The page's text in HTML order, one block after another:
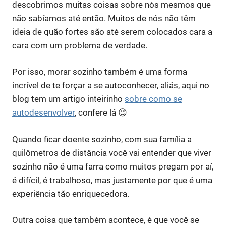
descobrimos muitas coisas sobre nós mesmos que
não sabíamos até então. Muitos de nós não têm
ideia de quão fortes são até serem colocados cara a
cara com um problema de verdade.
Por isso, morar sozinho também é uma forma
incrível de te forçar a se autoconhecer, aliás, aqui no
blog tem um artigo inteirinho sobre como se
autodesenvolver, confere lá 😉
Quando ficar doente sozinho, com sua família a
quilômetros de distância você vai entender que viver
sozinho não é uma farra como muitos pregam por aí,
é difícil, é trabalhoso, mas justamente por que é uma
experiência tão enriquecedora.
Outra coisa que também acontece, é que você se